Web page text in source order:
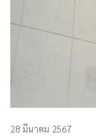
28 มีนาคม 2567